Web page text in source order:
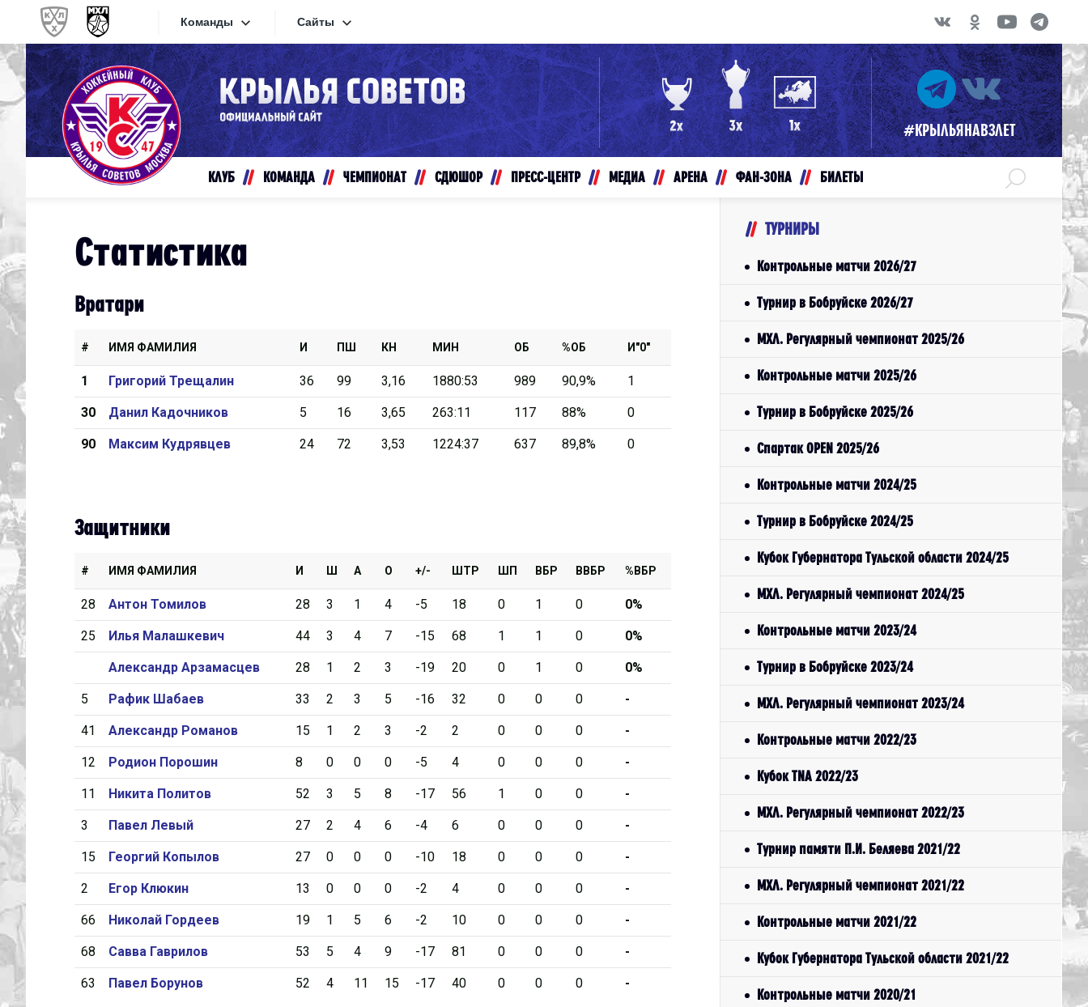
Команды
Конференция «Запад»
Дивизион Золотой
Академия Михайлова
Локо
Дивизион Серебряный
АКМ-Юниор
МХК Спартак-МАХ
СМО МХК Атлант
Тайфун
Конференция «Восток»
Дивизион Золотой
Авто
Чайка
Дивизион Серебряный
Красноярские Рыси
Сибирские Cнайперы
Спутник Ал
Тюменский Легион
Сайты
Сайты
Видеотрансляции
Хайлайты
#КРЫЛЬЯНАВЗЛЕТ
КЛУБ КОМАНДА ЧЕМПИОНАТ СДЮШОР ПРЕСС-ЦЕНТР МЕДИА АРЕНА ФАН-ЗОНА БИЛЕТЫ
Статистика
Вратари
# ИМЯ ФАМИЛИЯ И ПШ КН МИН ОБ %ОБ И"0"
1 Григорий Трещалин 36 99 3,16 1880:53 989 90,9% 1
30 Данил Кадочников 5 16 3,65 263:11 117 88% 0
90 Максим Кудрявцев 24 72 3,53 1224:37 637 89,8% 0
Защитники
# ИМЯ ФАМИЛИЯ И Ш А О +/- ШТР ШП ВБР ВВБР %ВБР
28 Антон Томилов 28 3 1 4 -5 18 0 1 0 0%
25 Илья Малашкевич 44 3 4 7 -15 68 1 1 0 0%
Александр Арзамасцев 28 1 2 3 -19 20 0 1 0 0%
5 Рафик Шабаев 33 2 3 5 -16 32 0 0 0 -
41 Александр Романов 15 1 2 3 -2 2 0 0 0 -
12 Родион Порошин 8 0 0 0 -5 4 0 0 0 -
11 Никита Политов 52 3 5 8 -17 56 1 0 0 -
3 Павел Левый 27 2 4 6 -4 6 0 0 0 -
15 Георгий Копылов 27 0 0 0 -10 18 0 0 0 -
2 Егор Клюкин 13 0 0 0 -2 4 0 0 0 -
66 Николай Гордеев 19 1 5 6 -2 10 0 0 0 -
68 Савва Гаврилов 53 5 4 9 -17 81 0 0 0 -
63 Павел Борунов 52 4 11 15 -17 40 0 0 0 -
ТУРНИРЫ
Контрольные матчи 2026/27
Турнир в Бобруйске 2026/27
МХЛ. Регулярный чемпионат 2025/26
Контрольные матчи 2025/26
Турнир в Бобруйске 2025/26
Спартак OPEN 2025/26
Контрольные матчи 2024/25
Турнир в Бобруйске 2024/25
Кубок Губернатора Тульской области 2024/25
МХЛ. Регулярный чемпионат 2024/25
Контрольные матчи 2023/24
Турнир в Бобруйске 2023/24
МХЛ. Регулярный чемпионат 2023/24
Контрольные матчи 2022/23
Кубок TNA 2022/23
МХЛ. Регулярный чемпионат 2022/23
Турнир памяти П.И. Беляева 2021/22
МХЛ. Регулярный чемпионат 2021/22
Контрольные матчи 2021/22
Кубок Губернатора Тульской области 2021/22
Контрольные матчи 2020/21